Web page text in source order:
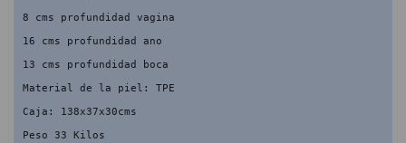
8 cms profundidad vagina
16 cms profundidad ano
13 cms profundidad boca
Material de la piel: TPE
Caja: 138x37x30cms
Peso 33 Kilos